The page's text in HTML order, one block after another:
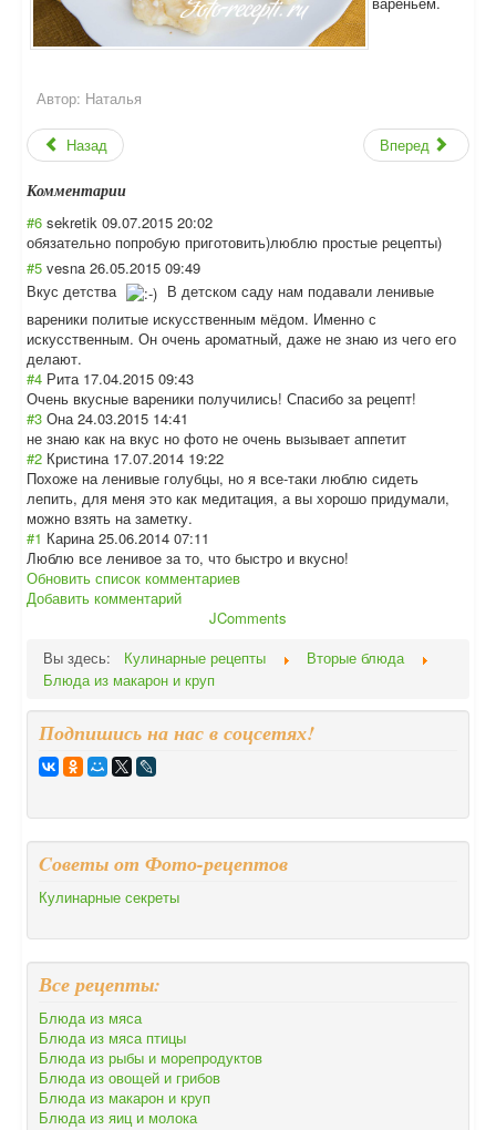
Автор: Наталья
Назад Вперед
Комментарии
#6 sekretik 09.07.2015 20:02
обязательно попробую приготовить)люблю простые рецепты)
#5 vesna 26.05.2015 09:49
Вкус детства
В детском саду нам подавали ленивые
вареники политые искусственным мёдом. Именно с
искусственным. Он очень ароматный, даже не знаю из чего его
делают.
#4 Рита 17.04.2015 09:43
Очень вкусные вареники получились! Спасибо за рецепт!
#3 Она 24.03.2015 14:41
не знаю как на вкус но фото не очень вызывает аппетит
#2 Кристина 17.07.2014 19:22
Похоже на ленивые голубцы, но я все-таки люблю сидеть
лепить, для меня это как медитация, а вы хорошо придумали,
можно взять на заметку.
#1 Карина 25.06.2014 07:11
Люблю все ленивое за то, что быстро и вкусно!
Обновить список комментариев
Добавить комментарий
JComments
Вы здесь:
Кулинарные рецепты
Вторые блюда
Блюда из макарон и круп
Подпишись на нас в соцсетях!
Cоветы от Фото-рецептов
Кулинарные секреты
Все рецепты:
Блюда из мяса
Блюда из мяса птицы
Блюда из рыбы и морепродуктов
Блюда из овощей и грибов
Блюда из макарон и круп
Блюда из яиц и молока